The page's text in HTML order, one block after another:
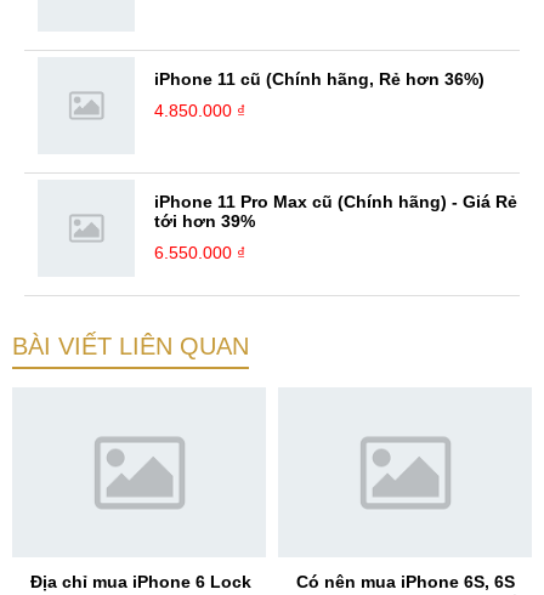
iPhone 11 cũ (Chính hãng, Rẻ hơn 36%)
4.850.000 ₫
iPhone 11 Pro Max cũ (Chính hãng) - Giá Rẻ
tới hơn 39%
6.550.000 ₫
BÀI VIẾT LIÊN QUAN
Địa chỉ mua iPhone 6 Lock
Có nên mua iPhone 6S, 6S